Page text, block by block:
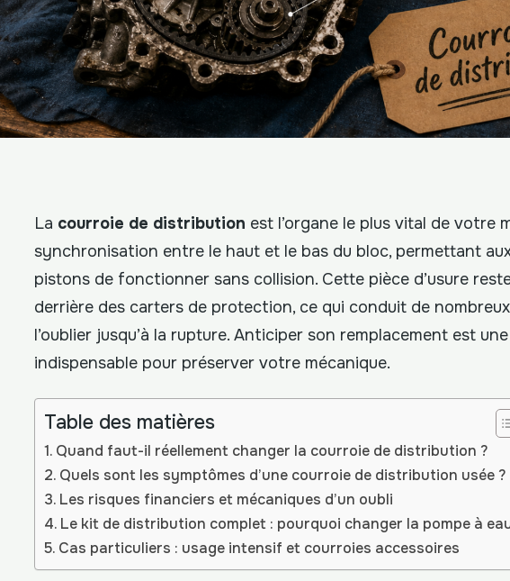
La courroie de distribution est l’organe le plus vital de votre
synchronisation entre le haut et le bas du bloc, permettant
pistons de fonctionner sans collision. Cette pièce d’usure
derrière des carters de protection, ce qui conduit de
l’oublier jusqu’à la rupture. Anticiper son remplacement est
indispensable pour préserver votre mécanique.
Table des matières
Quand faut-il réellement changer la courroie de distribution ?
Quels sont les symptômes d’une courroie de distribution usée ?
Les risques financiers et mécaniques d’un oubli
Le kit de distribution complet : pourquoi changer la pompe à
Cas particuliers : usage intensif et courroies accessoires